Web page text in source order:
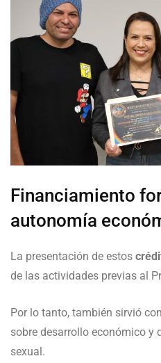
Financiamiento
autonomía
La presentación de estos
de las actividades previas al
Por lo tanto, también sirvió
sobre desarrollo económico y
sexual.